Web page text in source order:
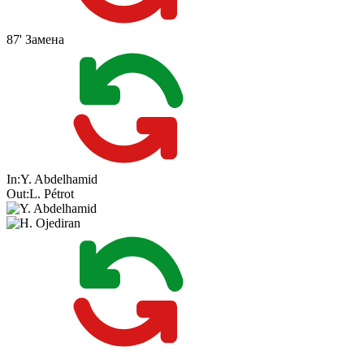
87' Замена
In:Y. Abdelhamid
Out:L. Pétrot